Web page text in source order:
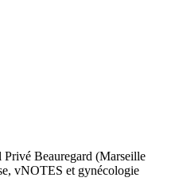
Beauregard (Marseille
vNOTES et gynécologie